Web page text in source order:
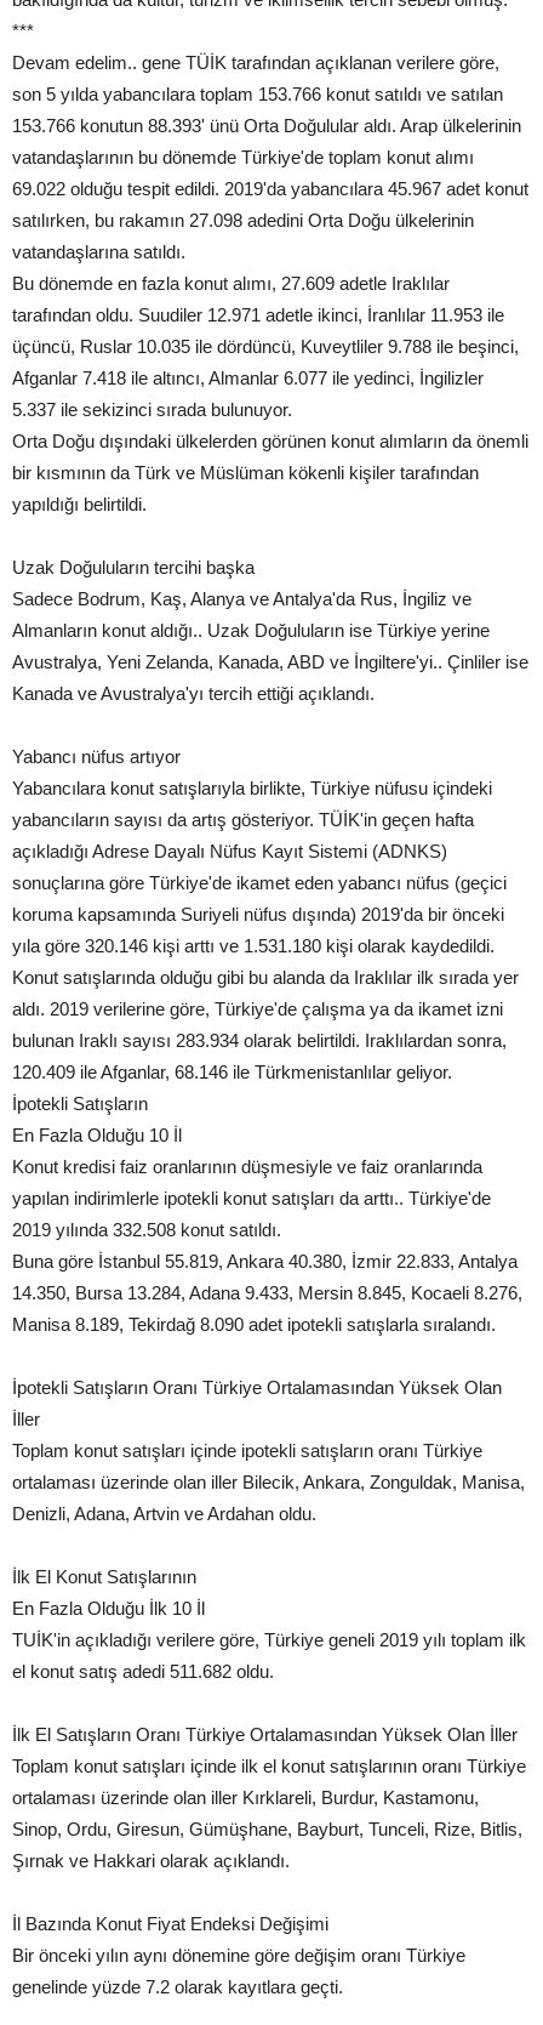
***
Devam edelim.. gene TÜİK tarafından açıklanan verilere göre,
son 5 yılda yabancılara toplam 153.766 konut satıldı ve satılan
153.766 konutun 88.393' ünü Orta Doğulular aldı. Arap ülkelerinin
vatandaşlarının bu dönemde Türkiye'de toplam konut alımı
69.022 olduğu tespit edildi. 2019'da yabancılara 45.967 adet konut
satılırken, bu rakamın 27.098 adedini Orta Doğu ülkelerinin
vatandaşlarına satıldı.
Bu dönemde en fazla konut alımı, 27.609 adetle Iraklılar
tarafından oldu. Suudiler 12.971 adetle ikinci, İranlılar 11.953 ile
üçüncü, Ruslar 10.035 ile dördüncü, Kuveytliler 9.788 ile beşinci,
Afganlar 7.418 ile altıncı, Almanlar 6.077 ile yedinci, İngilizler
5.337 ile sekizinci sırada bulunuyor.
Orta Doğu dışındaki ülkelerden görünen konut alımların da önemli
bir kısmının da Türk ve Müslüman kökenli kişiler tarafından
yapıldığı belirtildi.
Uzak Doğuluların tercihi başka
Sadece Bodrum, Kaş, Alanya ve Antalya'da Rus, İngiliz ve
Almanların konut aldığı.. Uzak Doğuluların ise Türkiye yerine
Avustralya, Yeni Zelanda, Kanada, ABD ve İngiltere'yi.. Çinliler ise
Kanada ve Avustralya'yı tercih ettiği açıklandı.
Yabancı nüfus artıyor
Yabancılara konut satışlarıyla birlikte, Türkiye nüfusu içindeki
yabancıların sayısı da artış gösteriyor. TÜİK'in geçen hafta
açıkladığı Adrese Dayalı Nüfus Kayıt Sistemi (ADNKS)
sonuçlarına göre Türkiye'de ikamet eden yabancı nüfus (geçici
koruma kapsamında Suriyeli nüfus dışında) 2019'da bir önceki
yıla göre 320.146 kişi arttı ve 1.531.180 kişi olarak kaydedildi.
Konut satışlarında olduğu gibi bu alanda da Iraklılar ilk sırada yer
aldı. 2019 verilerine göre, Türkiye'de çalışma ya da ikamet izni
bulunan Iraklı sayısı 283.934 olarak belirtildi. Iraklılardan sonra,
120.409 ile Afganlar, 68.146 ile Türkmenistanlılar geliyor.
İpotekli Satışların
En Fazla Olduğu 10 İl
Konut kredisi faiz oranlarının düşmesiyle ve faiz oranlarında
yapılan indirimlerle ipotekli konut satışları da arttı.. Türkiye'de
2019 yılında 332.508 konut satıldı.
Buna göre İstanbul 55.819, Ankara 40.380, İzmir 22.833, Antalya
14.350, Bursa 13.284, Adana 9.433, Mersin 8.845, Kocaeli 8.276,
Manisa 8.189, Tekirdağ 8.090 adet ipotekli satışlarla sıralandı.
İpotekli Satışların Oranı Türkiye Ortalamasından Yüksek Olan
İller
Toplam konut satışları içinde ipotekli satışların oranı Türkiye
ortalaması üzerinde olan iller Bilecik, Ankara, Zonguldak, Manisa,
Denizli, Adana, Artvin ve Ardahan oldu.
İlk El Konut Satışlarının
En Fazla Olduğu İlk 10 İl
TUİK'in açıkladığı verilere göre, Türkiye geneli 2019 yılı toplam ilk
el konut satış adedi 511.682 oldu.
İlk El Satışların Oranı Türkiye Ortalamasından Yüksek Olan İller
Toplam konut satışları içinde ilk el konut satışlarının oranı Türkiye
ortalaması üzerinde olan iller Kırklareli, Burdur, Kastamonu,
Sinop, Ordu, Giresun, Gümüşhane, Bayburt, Tunceli, Rize, Bitlis,
Şırnak ve Hakkari olarak açıklandı.
İl Bazında Konut Fiyat Endeksi Değişimi
Bir önceki yılın aynı dönemine göre değişim oranı Türkiye
genelinde yüzde 7.2 olarak kayıtlara geçti.